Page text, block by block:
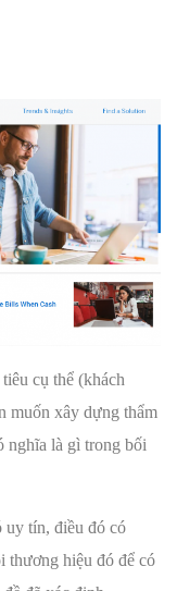
cụ thể (khách
muốn xây dựng thẩm
là gì trong bối
uy tín, điều đó có
thương hiệu đó để có